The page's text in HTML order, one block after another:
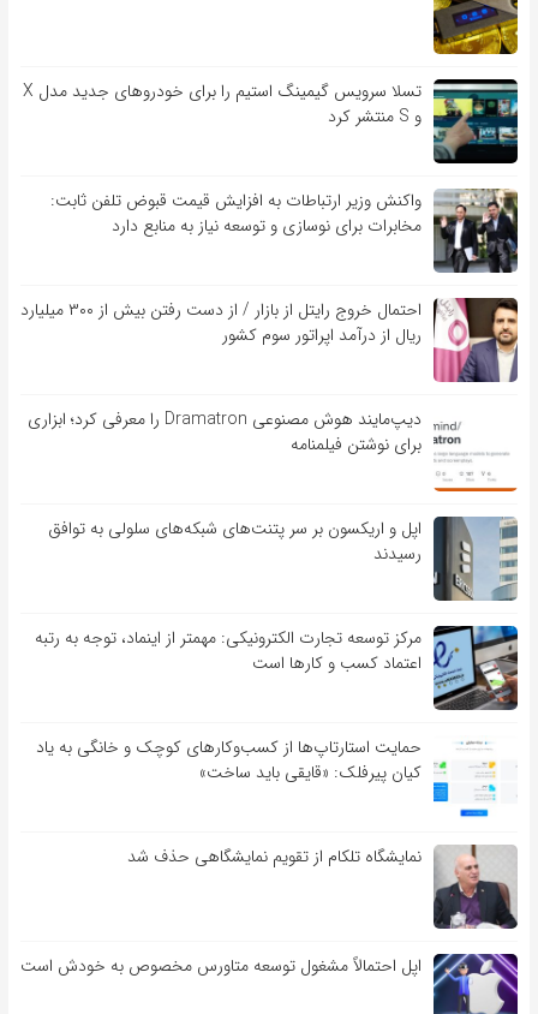
تسلا سرویس گیمینگ استیم را برای خودروهای جدید مدل X
و S منتشر کرد
واکنش وزیر ارتباطات به افزایش قیمت قبوض تلفن ثابت:
مخابرات برای نوسازی و توسعه نیاز به منابع دارد
احتمال خروج رایتل از بازار / از دست رفتن بیش از ۳۰۰ میلیارد
ریال از درآمد اپراتور سوم کشور
دیپ‌مایند هوش مصنوعی Dramatron را معرفی کرد؛ ابزاری
برای نوشتن فیلمنامه
اپل و اریکسون بر سر پتنت‌های شبکه‌های سلولی به توافق
رسیدند
مرکز توسعه تجارت الکترونیکی: مهمتر از اینماد، توجه به رتبه
اعتماد کسب و کارها است
حمایت استارتاپ‌ها از کسب‌وکارهای کوچک و خانگی به یاد
کیان پیرفلک: «قایقی باید ساخت»
نمایشگاه تلکام از تقویم نمایشگاهی حذف شد
اپل احتمالاً مشغول توسعه متاورس مخصوص به خودش است